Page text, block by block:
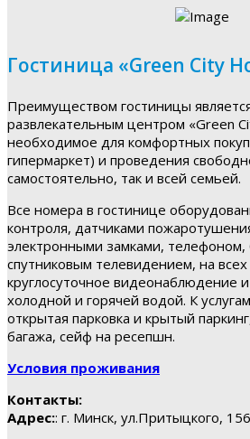
Гостиница «Green City
Преимуществом гостиницы
развлекательным центром «Green
необходимое для комфортных
гипермаркет) и проведения
самостоятельно, так и всей семьей.
Все номера в гостинице
контроля, датчиками
электронными замками, телефоном,
спутниковым телевидением, на
круглосуточное видеонаблюдение
холодной и горячей водой. К
открытая парковка и крытый
багажа, сейф на ресепшн.
Условия проживания
Контакты:
Адрес:: г. Минск, ул.Притыцкого, 156